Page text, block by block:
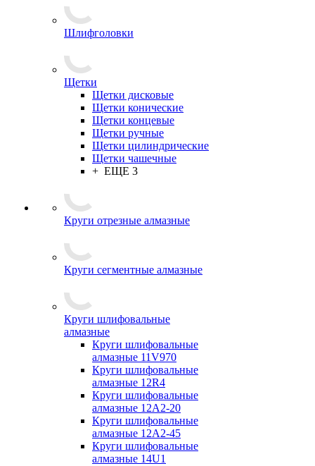
Шлифголовки
Щетки
Щетки дисковые
Щетки конические
Щетки концевые
Щетки ручные
Щетки цилиндрические
Щетки чашечные
+ ЕЩЕ 3
Круги отрезные алмазные
Круги сегментные алмазные
Круги шлифовальные
алмазные
Круги шлифовальные
алмазные 11V970
Круги шлифовальные
алмазные 12R4
Круги шлифовальные
алмазные 12А2-20
Круги шлифовальные
алмазные 12А2-45
Круги шлифовальные
алмазные 14U1